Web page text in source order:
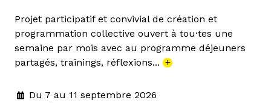
Projet participatif et convivial de création et
programmation collective ouvert à tou·tes une
semaine par mois avec au programme déjeuners
partagés, trainings, réflexions... +
Du 7 au 11 septembre 2026